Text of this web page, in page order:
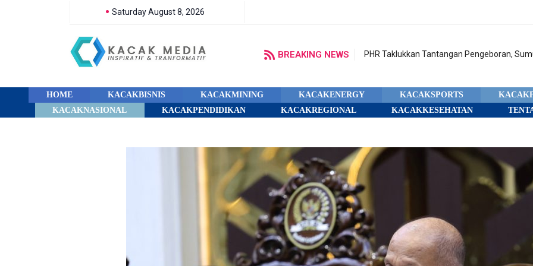
Saturday August 8, 2026
BREAKING NEWS PHR Taklukkan Tantangan Pengeboran,
HOME KACAKBISNIS KACAKMINING KACAKENERGY KACAKSPORTS
KACAKNASIONAL
KACAKPENDIDIKAN KACAKREGIONAL KACAKKESEHATAN